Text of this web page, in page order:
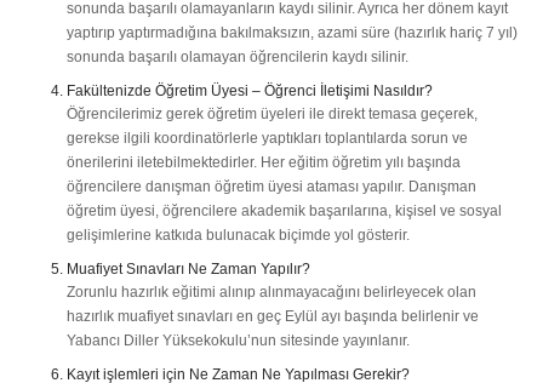
sonunda başarılı olamayanların kaydı silinir. Ayrıca her dönem kayıt
yaptırıp yaptırmadığına bakılmaksızın, azami süre (hazırlık hariç 7 yıl)
sonunda başarılı olamayan öğrencilerin kaydı silinir.
Fakültenizde Öğretim Üyesi – Öğrenci İletişimi Nasıldır?
Öğrencilerimiz gerek öğretim üyeleri ile direkt temasa geçerek,
gerekse ilgili koordinatörlerle yaptıkları toplantılarda sorun ve
önerilerini iletebilmektedirler. Her eğitim öğretim yılı başında
öğrencilere danışman öğretim üyesi ataması yapılır. Danışman
öğretim üyesi, öğrencilere akademik başarılarına, kişisel ve sosyal
gelişimlerine katkıda bulunacak biçimde yol gösterir.
Muafiyet Sınavları Ne Zaman Yapılır?
Zorunlu hazırlık eğitimi alınıp alınmayacağını belirleyecek olan
hazırlık muafiyet sınavları en geç Eylül ayı başında belirlenir ve
Yabancı Diller Yüksekokulu’nun sitesinde yayınlanır.
Kayıt işlemleri için Ne Zaman Ne Yapılması Gerekir?